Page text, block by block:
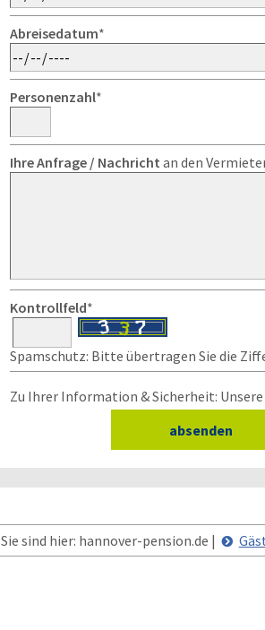
Abreisedatum*
Personenzahl*
Ihre Anfrage / Nachricht an den
Kontrollfeld*
Spamschutz: Bitte übertragen Sie die
Zu Ihrer Information & Sicherheit: Unsere
Sie sind hier: hannover-pension.de |